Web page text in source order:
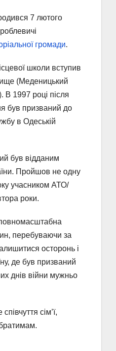
7 лютого
громади.
школи вступив
(Меденицький
В 1997 році після
був призваний до
в Одеській
був відданим
Пройшов не одну
учасником АТО/
роки.
перебуваючи за
осторонь і
де був призваний
днів війни мужньо
сім’ї,